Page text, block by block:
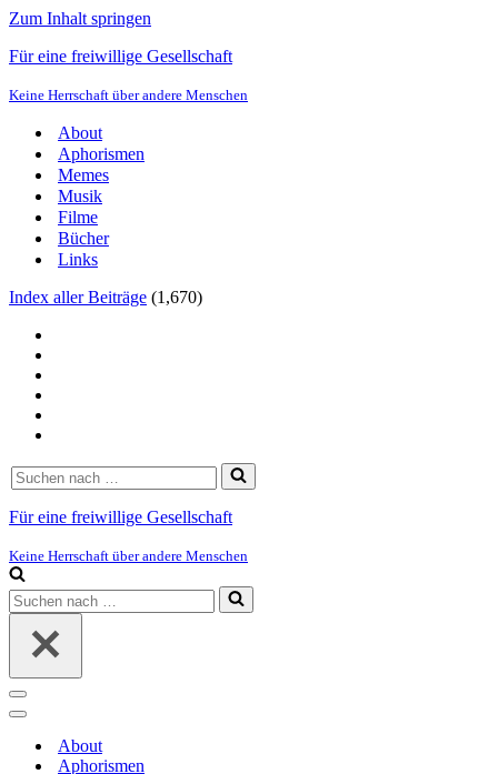
Zum Inhalt springen
Für eine freiwillige Gesellschaft
Keine Herrschaft über andere Menschen
About
Aphorismen
Memes
Musik
Filme
Bücher
Links
Index aller Beiträge (1,670)
Suchen
nach …
Für eine freiwillige Gesellschaft
Keine Herrschaft über andere Menschen
Suchen
nach …
Navigations-
Menü
Navigations-
About
Aphorismen